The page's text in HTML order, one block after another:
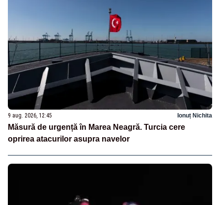
9 aug. 2026, 12:45 Ionuț Nichita
Măsură de urgență în Marea Neagră. Turcia cere
oprirea atacurilor asupra navelor